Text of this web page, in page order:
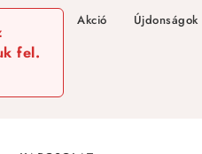
fel.
Akció Újdonságok